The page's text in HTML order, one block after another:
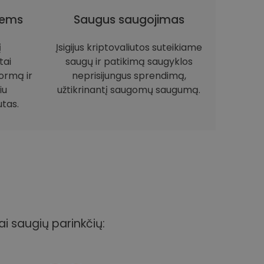
ir
Saugus saugojimas
Įsigijus kriptovaliutos suteikiame
saugų ir patikimą saugyklos
neprisijungus sprendimą,
užtikrinantį saugomų saugumą.
saugių parinkčių: